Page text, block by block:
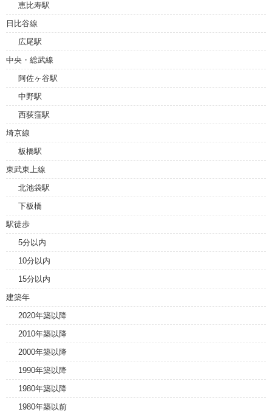
恵比寿駅
日比谷線
広尾駅
中央・総武線
阿佐ヶ谷駅
中野駅
西荻窪駅
埼京線
板橋駅
東武東上線
北池袋駅
下板橋
駅徒歩
5分以内
10分以内
15分以内
建築年
2020年築以降
2010年築以降
2000年築以降
1990年築以降
1980年築以降
1980年築以前